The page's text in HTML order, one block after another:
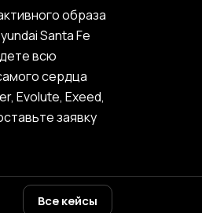
образа
Santa Fe
всю
сердца
Evolute, Exeed,
заявку
Все кейсы